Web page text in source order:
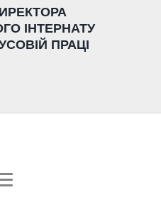
ІНТЕРНАТУ
ПРАЦІ